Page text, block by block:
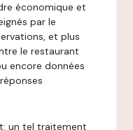
économique et
par le
et plus
le restaurant
encore données
un tel traitement